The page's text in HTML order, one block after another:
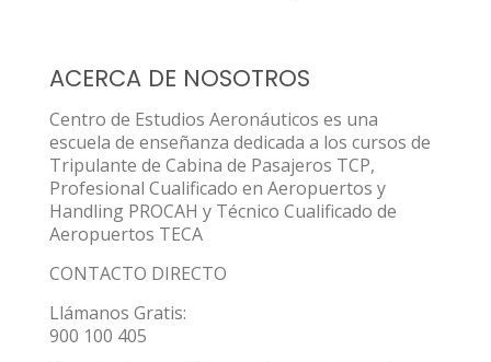
ACERCA DE NOSOTROS
Centro de Estudios Aeronáuticos es una
escuela de enseñanza dedicada a los cursos de
Tripulante de Cabina de Pasajeros TCP,
Profesional Cualificado en Aeropuertos y
Handling PROCAH y Técnico Cualificado de
Aeropuertos TECA
CONTACTO DIRECTO
Llámanos Gratis:
900 100 405